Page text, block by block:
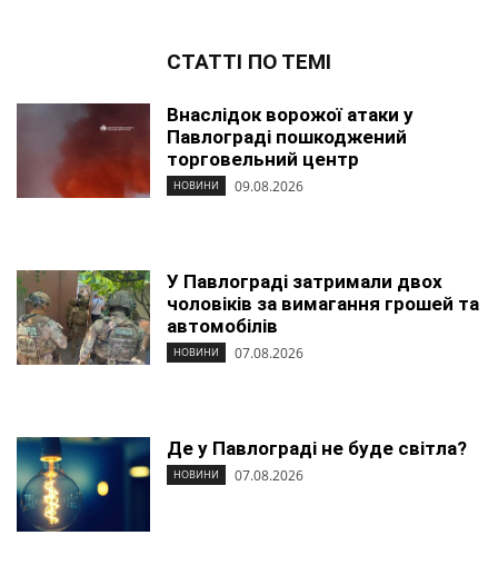
СТАТТІ ПО ТЕМІ
Внаслідок ворожої атаки у
Павлограді пошкоджений
торговельний центр
НОВИНИ 09.08.2026
У Павлограді затримали двох
чоловіків за вимагання грошей та
автомобілів
НОВИНИ 07.08.2026
Де у Павлограді не буде світла?
НОВИНИ 07.08.2026